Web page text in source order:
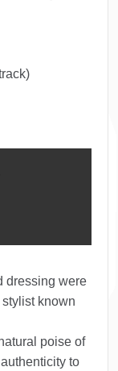
dressing were
known
poise of
to